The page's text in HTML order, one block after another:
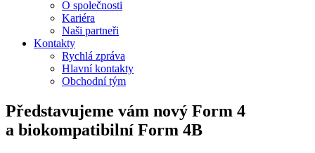
O společnosti
Kariéra
Naši partneři
Kontakty
Rychlá zpráva
Hlavní kontakty
Obchodní tým
Představujeme vám nový Form 4
a biokompatibilní Form 4B